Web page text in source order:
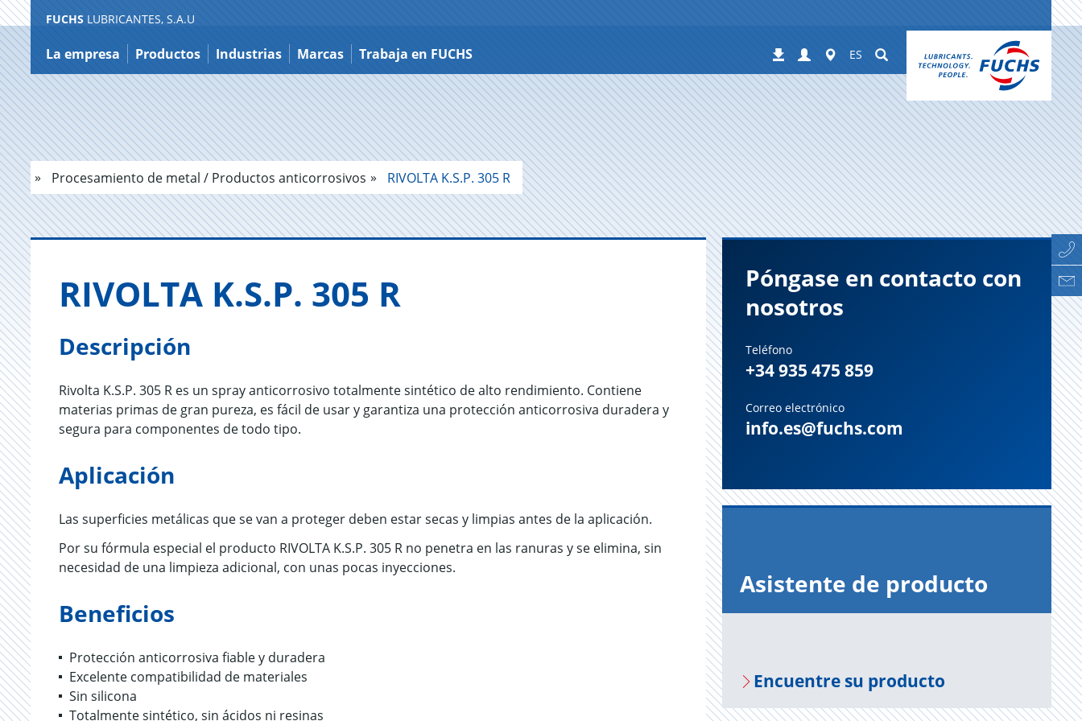
Ir
a
contenido
FUCHS LUBRICANTES, S.A.U
La empresa Productos Industrias Marcas Trabaja en FUCHS Descargas
Login Worldwide
ES Suchen
Procesamiento de metal / Productos anticorrosivos RIVOLTA K.S.P. 305 R
RI­VOL­TA K.S.P. 305 R
Descripción
Rivolta K.S.P. 305 R es un spray anticorrosivo totalmente sintético de alto rendimiento. Contiene
materias primas de gran pureza, es fácil de usar y garantiza una protección anticorrosiva duradera y
segura para componentes de todo tipo.
Aplicación
Las superficies metálicas que se van a proteger deben estar secas y limpias antes de la aplicación.
Por su fórmula especial el producto RIVOLTA K.S.P. 305 R no penetra en las ranuras y se elimina, sin
necesidad de una limpieza adicional, con unas pocas inyecciones.
Beneficios
Protección anticorrosiva fiable y duradera
Excelente compatibilidad de materiales
Sin silicona
Totalmente sintético, sin ácidos ni resinas
Póngase en contacto con
nosotros
Teléfono
+34 935 475 859
Correo electrónico
info.es@fuchs.com
Asis­ten­te de pro­duc­to
En­cuen­tre su pro­duc­to